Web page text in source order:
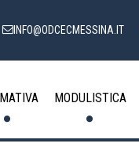
INFO@ODCECMESSINA.IT
MODULISTICA